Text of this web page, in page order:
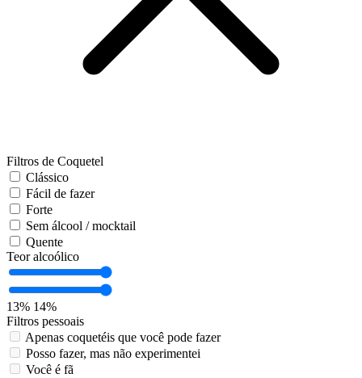
Filtros de Coquetel
Clássico
Fácil de fazer
Forte
Sem álcool / mocktail
Quente
Teor alcoólico
13% 14%
Filtros pessoais
Apenas coquetéis que você pode fazer
Posso fazer, mas não experimentei
Você é fã